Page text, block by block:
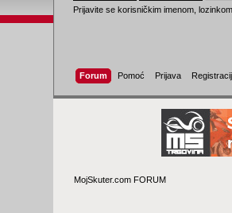
Prijavite se korisničkim imenom,
Forum Pomoć Prijava
MojSkuter.com FORUM